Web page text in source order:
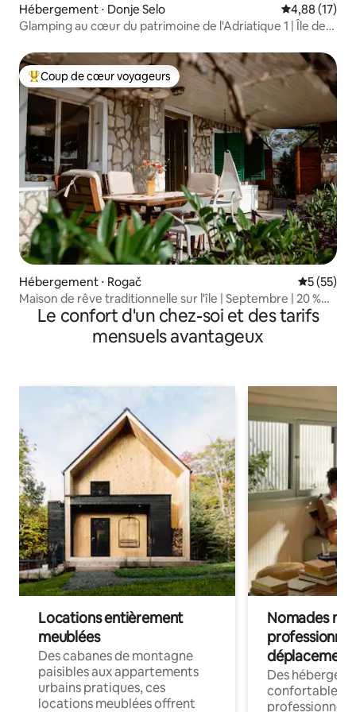
Hébergement ⋅ Donje Selo Évaluation
4,88 (17)
Glamping au cœur du patrimoine de l'Adriatique 1 | Île de
Coups de cœur voyageurs les plus appréciés
Coup de cœur voyageurs
Hébergement ⋅ Rogač
5 (55)
Maison de rêve traditionnelle sur l'île | Septembre | 20 %
de réduction
Le confort d'un chez-soi et des tarifs
mensuels avantageux
Locations entièrement
meublées
Des cabanes de montagne
paisibles aux appartements
urbains pratiques, ces
locations meublées offrent
Nomades
déplacement
Des
confortables
professionnels